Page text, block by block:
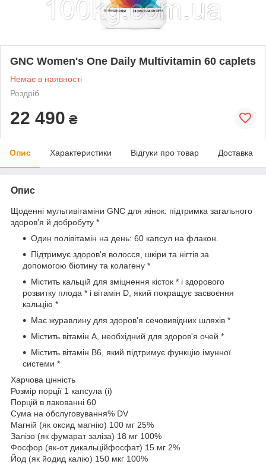
GNC Women's One Daily Multivitamin 60 caplets
Немає в наявності
Роздріб
22 490 ₴
Опис Характеристики Відгуки про товар Доставка
Опис
Щоденні мультивітаміни GNC для жінок: підтримка загального
здоров'я й добробуту *
Один полівітамін на день: 60 капсул на флакон.
Підтримує здоров'я волосся, шкіри та нігтів за
допомогою біотину та колагену *
Містить кальцій для зміцнення кісток * і здорового
розвитку плода * і вітамін D, який покращує засвоєння
кальцію *
Має журавлину для здоров'я сечовивідних шляхів *
Містить вітамін А, необхідний для здоров'я очей *
Містить вітамін B6, який підтримує функцію імунної
системи *
Харчова цінність
Розмір порції 1 капсула (і)
Порцій в пакованні 60
Сума на обслуговування% DV
Магній (як оксид магнію) 100 мг 25%
Залізо (як фумарат заліза) 18 мг 100%
Фосфор (як-от дикальційфосфат) 15 мг 2%
Йод (як йодид калію) 150 мкг 100%